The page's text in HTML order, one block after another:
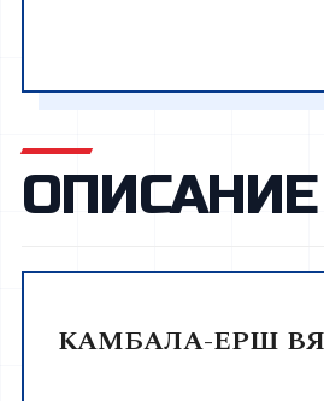
ОПИСАНИЕ
КАМБАЛА-ЕРШ